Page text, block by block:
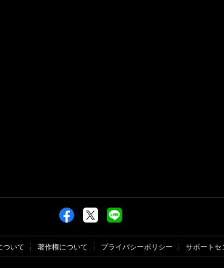
ついて 著作権について プライバシーポリシー サポートセ